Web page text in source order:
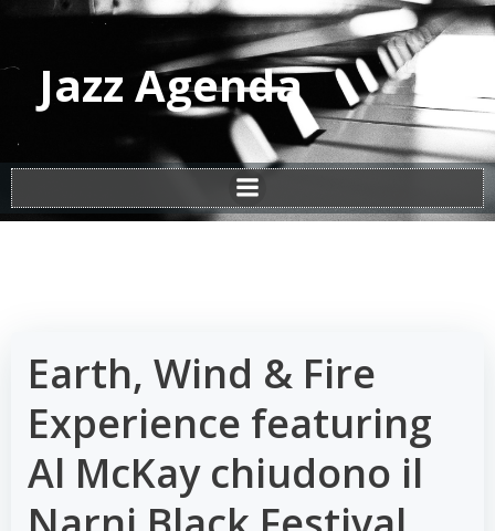
Vai
al
contenuto
Jazz Agenda
Earth, Wind & Fire
Experience featuring
Al McKay chiudono il